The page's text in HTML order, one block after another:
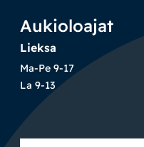
Aukioloajat
Lieksa
Ma-Pe 9-17
La 9-13